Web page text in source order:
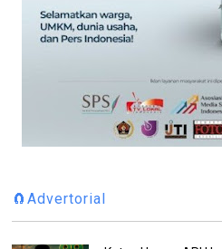
🧲Advertorial